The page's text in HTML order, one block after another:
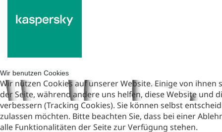
Wir benutzen Cookies
Wir nutzen Cookies auf unserer Website. Einige von ihnen
der Seite, während andere uns helfen, diese Website und
verbessern (Tracking Cookies). Sie können selbst
zulassen möchten. Bitte beachten Sie, dass bei einer
alle Funktionalitäten der Seite zur Verfügung stehen.